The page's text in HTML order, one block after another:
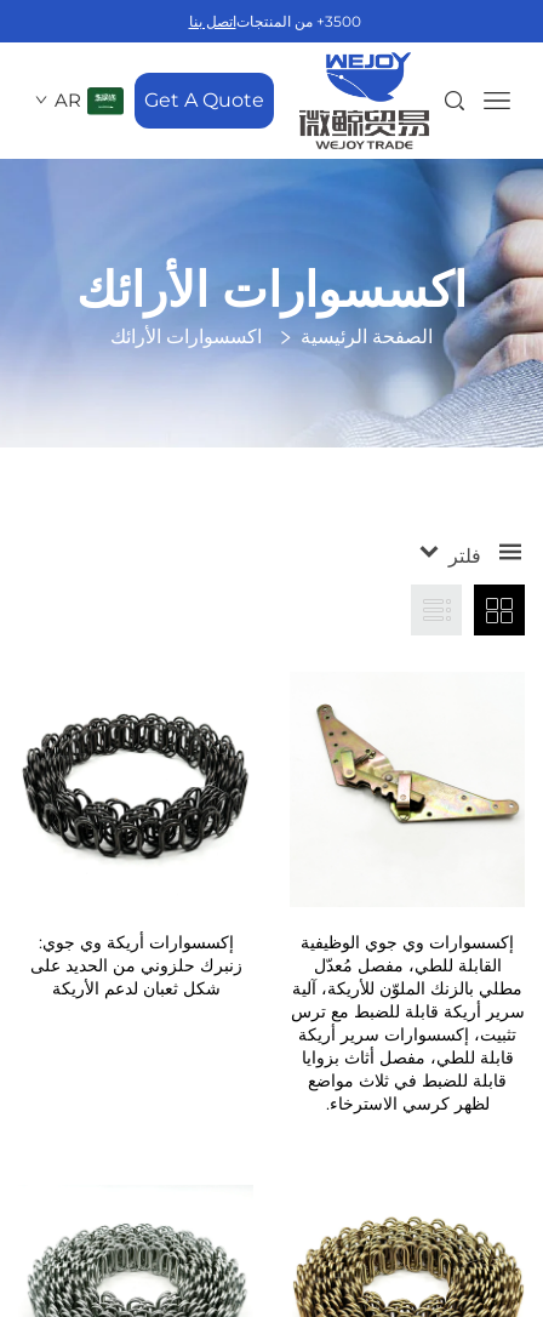
3500+ من المنتجات اتصل بنا
Get A Quote
AR
اكسسوارات الأرائك
الصفحة الرئيسية اكسسوارات الأرائك
فلتر
إكسسوارات وي جوي الوظيفية
القابلة للطي، مفصل مُعدّل
مطلي بالزنك الملوّن للأريكة، آلية
سرير أريكة قابلة للضبط مع ترس
تثبيت، إكسسوارات سرير أريكة
قابلة للطي، مفصل أثاث بزوايا
قابلة للضبط في ثلاث مواضع
لظهر كرسي الاسترخاء.
إكسسوارات أريكة وي جوي:
زنبرك حلزوني من الحديد على
شكل ثعبان لدعم الأريكة